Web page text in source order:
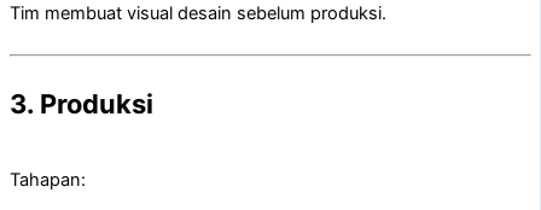
Tim membuat visual desain sebelum produksi.
3. Produksi
Tahapan: